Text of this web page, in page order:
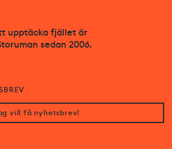
upptäcka fjället är
sedan 2006.
vill få nyhetsbrev!